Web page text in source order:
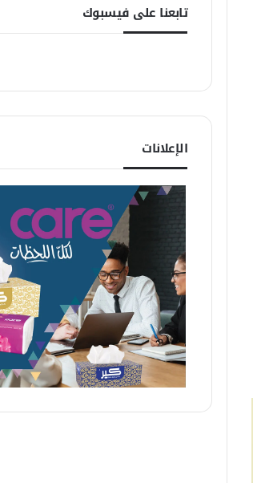
تابعنا على فيسبوك
الإعلانات